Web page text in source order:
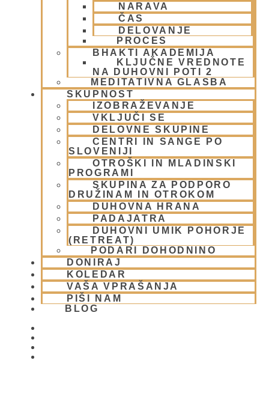
NARAVA
ČAS
DELOVANJE
PROCES
BHAKTI AKADEMIJA
KLJUČNE VREDNOTE
NA DUHOVNI POTI 2
MEDITATIVNA GLASBA
SKUPNOST
IZOBRAŽEVANJE
VKLJUČI SE
DELOVNE SKUPINE
CENTRI IN SANGE PO
SLOVENIJI
OTROŠKI IN MLADINSKI
PROGRAMI
SKUPINA ZA PODPORO
DRUŽINAM IN OTROKOM
DUHOVNA HRANA
PADAJATRA
DUHOVNI UMIK POHORJE
(RETREAT)
PODARI DOHODNINO
DONIRAJ
KOLEDAR
VAŠA VPRAŠANJA
PIŠI NAM
BLOG
Mali pandit – stran za mlade
spiritualiste
7 decembra, 2009
Preberi več »
Cilj človeškega življenja – Sprehod
z A.C. Bhaktivedanto Svamijem
7 decembra, 2009
Preberi več »